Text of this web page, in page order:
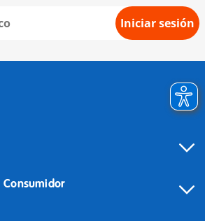
Iniciar sesión
Consumidor